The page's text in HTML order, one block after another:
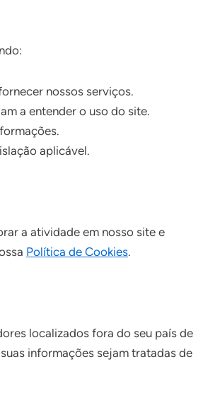
nossos serviços.
a entender o uso do site.
aplicável.
a atividade em nosso site e
Política de Cookies.
localizados fora do seu país de
informações sejam tratadas de